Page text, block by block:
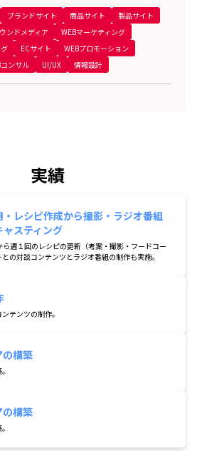
ブランドサイト 商品サイト
製品サイト
ンドメディア
WEBマーケティング
ECサイト
WEBプロモーション
ンサル UI/UX 情報設計
実績
レシピ作成から撮影・ラジオ番組
スティング
ら週１回のレシピの更新（考案・撮影・フードコー
の対談コンテンツとラジオ番組の制作も実施。
テンツの制作。
の構築
の構築